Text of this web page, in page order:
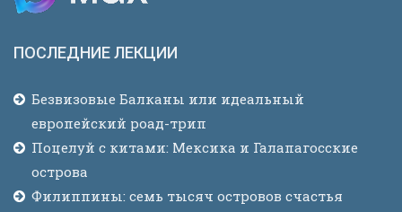
ПОСЛЕДНИЕ ЛЕКЦИИ
Безвизовые Балканы или идеальный
европейский роад-трип
Поцелуй с китами: Мексика и Галапагосские
острова
Филиппины: семь тысяч островов счастья